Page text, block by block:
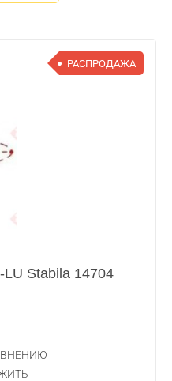
РАСПРОДАЖА
Stabila 14704